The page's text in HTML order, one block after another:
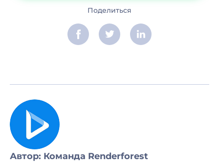
Поделиться
Автор: Команда Renderforest